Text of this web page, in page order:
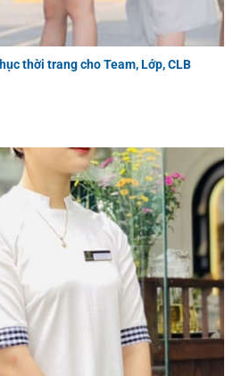
thời trang cho Team, Lớp, CLB